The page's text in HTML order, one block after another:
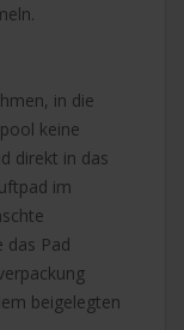
in die
keine
direkt in das
im
das Pad
beigelegten